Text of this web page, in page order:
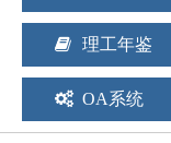
理工年鉴
OA系统